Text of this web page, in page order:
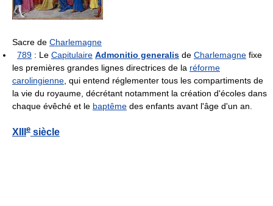
Sacre de Charlemagne
789 : Le Capitulaire Admonitio generalis de Charlemagne fixe
les premières grandes lignes directrices de la réforme
carolingienne, qui entend réglementer tous les compartiments de
la vie du royaume, décrétant notamment la création d'écoles dans
chaque évêché et le baptême des enfants avant l'âge d'un an.
XIII e siècle